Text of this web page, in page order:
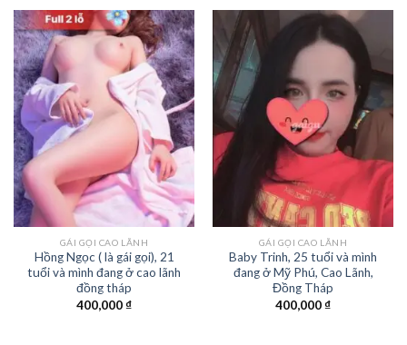
GÁI GỌI CAO LÃNH
Hồng Ngọc ( là gái gọi), 21
tuổi và mình đang ở cao lãnh
đồng tháp
400,000₫
GÁI GỌI CAO LÃNH
Baby Trinh, 25 tuổi và mình
đang ở Mỹ Phú, Cao Lãnh,
Đồng Tháp
400,000₫